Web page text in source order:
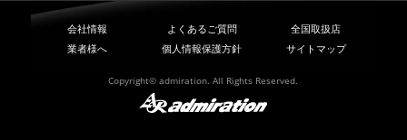
会社情報 よくあるご質問
全国取扱店
業者様へ
個人情報保護方針 サイトマップ
Copyright© admiration. All Rights Reserved.